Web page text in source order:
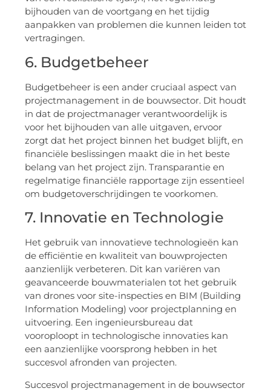
bijhouden van de voortgang en het tijdig
aanpakken van problemen die kunnen leiden tot
vertragingen.
6. Budgetbeheer
Budgetbeheer is een ander cruciaal aspect van
projectmanagement in de bouwsector. Dit houdt
in dat de projectmanager verantwoordelijk is
voor het bijhouden van alle uitgaven, ervoor
zorgt dat het project binnen het budget blijft, en
financiële beslissingen maakt die in het beste
belang van het project zijn. Transparantie en
regelmatige financiële rapportage zijn essentieel
om budgetoverschrijdingen te voorkomen.
7. Innovatie en Technologie
Het gebruik van innovatieve technologieën kan
de efficiëntie en kwaliteit van bouwprojecten
aanzienlijk verbeteren. Dit kan variëren van
geavanceerde bouwmaterialen tot het gebruik
van drones voor site-inspecties en BIM (Building
Information Modeling) voor projectplanning en
uitvoering. Een ingenieursbureau dat
vooroploopt in technologische innovaties kan
een aanzienlijke voorsprong hebben in het
succesvol afronden van projecten.
Succesvol projectmanagement in de bouwsector